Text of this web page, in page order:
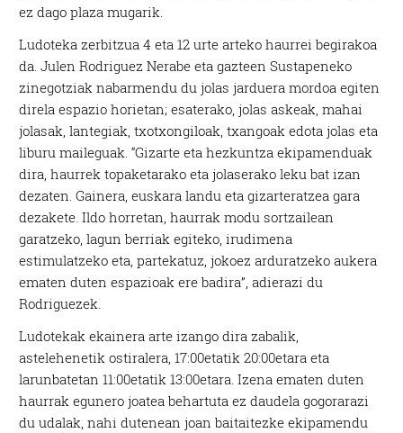
ez dago plaza mugarik.
Ludoteka zerbitzua 4 eta 12 urte arteko haurrei begirakoa
da. Julen Rodriguez Nerabe eta gazteen Sustapeneko
zinegotziak nabarmendu du jolas jarduera mordoa egiten
direla espazio horietan; esaterako, jolas askeak, mahai
jolasak, lantegiak, txotxongiloak, txangoak edota jolas eta
liburu maileguak. “Gizarte eta hezkuntza ekipamenduak
dira, haurrek topaketarako eta jolaserako leku bat izan
dezaten. Gainera, euskara landu eta gizarteratzea gara
dezakete. Ildo horretan, haurrak modu sortzailean
garatzeko, lagun berriak egiteko, irudimena
estimulatzeko eta, partekatuz, jokoez arduratzeko aukera
ematen duten espazioak ere badira”, adierazi du
Rodriguezek.
Ludotekak ekainera arte izango dira zabalik,
astelehenetik ostiralera, 17:00etatik 20:00etara eta
larunbatetan 11:00etatik 13:00etara. Izena ematen duten
haurrak egunero joatea behartuta ez daudela gogorarazi
du udalak, nahi dutenean joan baitaitezke ekipamendu